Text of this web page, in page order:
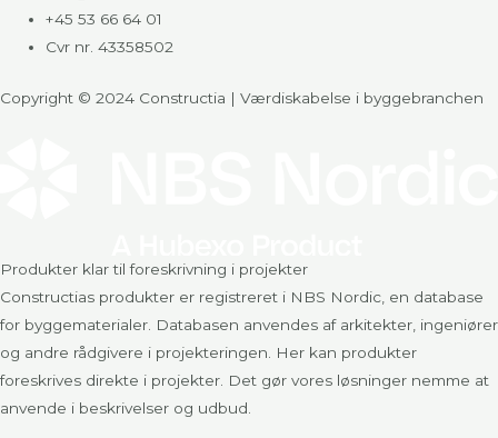
+45 53 66 64 01
Cvr nr. 43358502
Copyright © 2024 Constructia | Værdiskabelse i byggebranchen
Produkter klar til foreskrivning i projekter​
Constructias produkter er registreret i NBS Nordic , en database
for byggematerialer. Databasen anvendes af arkitekter, ingeniører
og andre rådgivere i projekteringen. Her kan produkter
foreskrives direkte i projekter. Det gør vores løsninger nemme at
anvende i beskrivelser og udbud.